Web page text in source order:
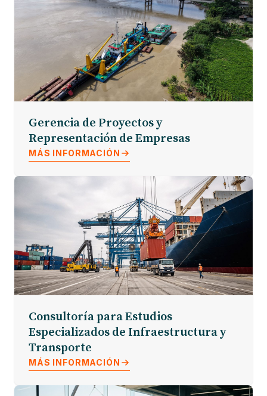
Gerencia de Proyectos y
Representación de Empresas
MÁS INFORMACIÓN
Consultoría para Estudios
Especializados de Infraestructura y
Transporte
MÁS INFORMACIÓN